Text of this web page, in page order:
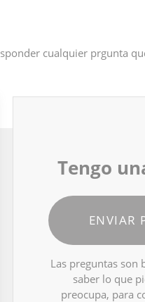
cualquier prgunta
Tengo
ENVIAR
Las preguntas son
saber lo que
preocupa, para